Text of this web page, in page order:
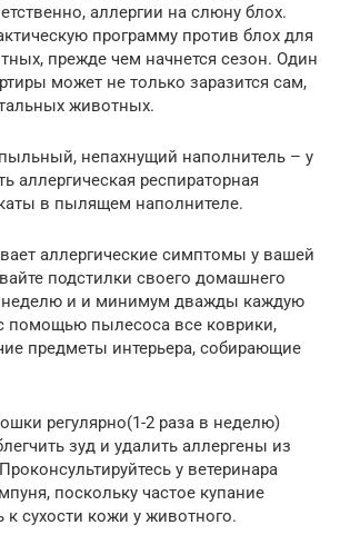
аллергии на слюну блох.
программу против блох для
прежде чем начнется сезон. Один
может не только заразится сам,
животных.
непахнущий наполнитель – у
аллергическая респираторная
в пылящем наполнителе.
аллергические симптомы у вашей
подстилки своего домашнего
неделю и и минимум дважды каждую
помощью пылесоса все коврики,
предметы интерьера, собирающие
регулярно(1-2 раза в неделю)
зуд и удалить аллергены из
у ветеринара
поскольку частое купание
сухости кожи у животного.